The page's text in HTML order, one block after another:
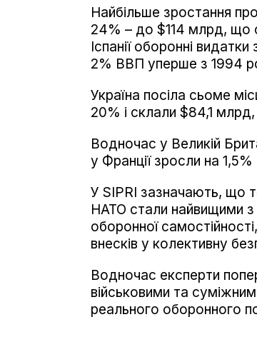
Найбільше зростання
24% – до $114 млрд, що
Іспанії оборонні
2% ВВП уперше з 1994
Україна посіла сьоме
20% і склали $84,1
Водночас у Великій
у Франції зросли на
У SIPRI зазначають, що
НАТО стали найвищими з
оборонної
внесків у колективну
Водночас експерти
військовими та
реального оборонного